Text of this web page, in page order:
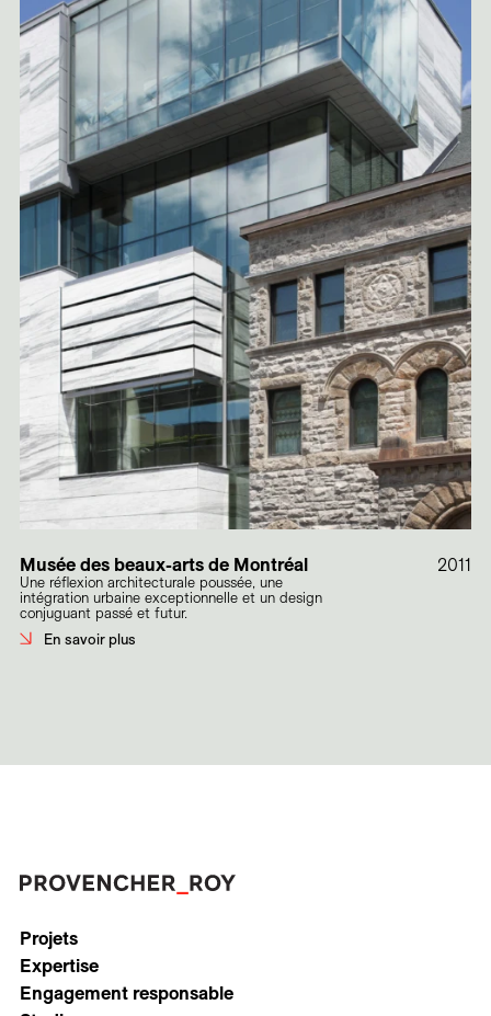
Musée des beaux-arts de Montréal
Une réflexion architecturale poussée, une
intégration urbaine exceptionnelle et un design
conjuguant passé et futur.
En savoir plus
2011
Projets
Expertise
Engagement responsable